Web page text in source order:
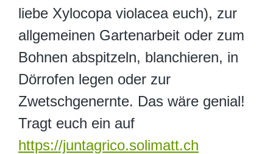
liebe Xylocopa violacea euch), zur
allgemeinen Gartenarbeit oder zum
Bohnen abspitzeln, blanchieren, in
Dörrofen legen oder zur
Zwetschgenernte. Das wäre genial!
Tragt euch ein auf
https://juntagrico.solimatt.ch